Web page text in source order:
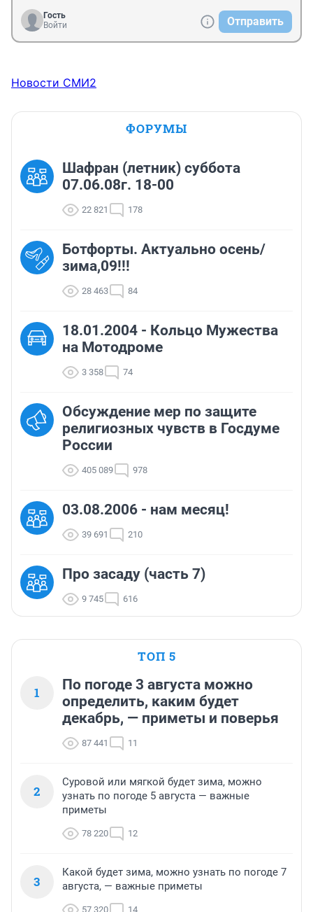
Гость
Войти
Отправить
Новости СМИ2
ФОРУМЫ
Шафран (летник) суббота
07.06.08г. 18-00
22 821 178
Ботфорты. Актуально осень/
зима,09!!!
28 463 84
18.01.2004 - Кольцо Мужества
на Мотодроме
3 358 74
Обсуждение мер по защите
религиозных чувств в Госдуме
России
405 089 978
03.08.2006 - нам месяц!
39 691 210
Про засаду (часть 7)
9 745 616
ТОП 5
1
По погоде 3 августа можно
определить, каким будет
декабрь, — приметы и поверья
87 441 11
2
Суровой или мягкой будет зима, можно
узнать по погоде 5 августа — важные
приметы
78 220 12
3
Какой будет зима, можно узнать по погоде 7
августа, — важные приметы
57 320 14